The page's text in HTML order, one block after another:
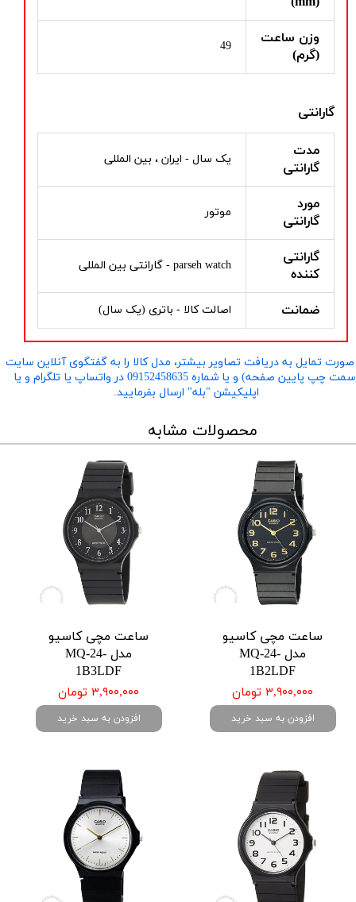
وزن ساعت
(گرم)
49
گارانتی
مدت
گارانتی
یک سال - ایران ، بین المللی
مورد
گارانتی
موتور
گارانتی
کننده
parseh watch - گارانتی بین المللی
ضمانت اصالت کالا - باتری (یک سال)
تمایل به دریافت تصاویر بیشتر، مدل کالا را به گفتگوی آنلاین سایت
​​​​​​​(سمت چپ پایین صفحه) و یا شماره 09152458635 در واتساپ یا تلگرام و یا
اپلیکیشن "بله" ارسال بفرمایید.
محصولات مشابه
ساعت مچی کاسیو
مدل MQ-24-
1B2LDF
۳,۹۰۰,۰۰۰ تومان
افزودن به سبد خرید
ساعت مچی کاسیو
مدل MQ-24-
1B3LDF
۳,۹۰۰,۰۰۰ تومان
افزودن به سبد خرید